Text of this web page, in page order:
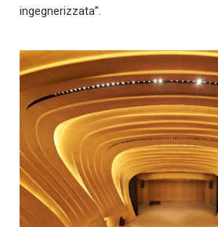
ingegnerizzata”.